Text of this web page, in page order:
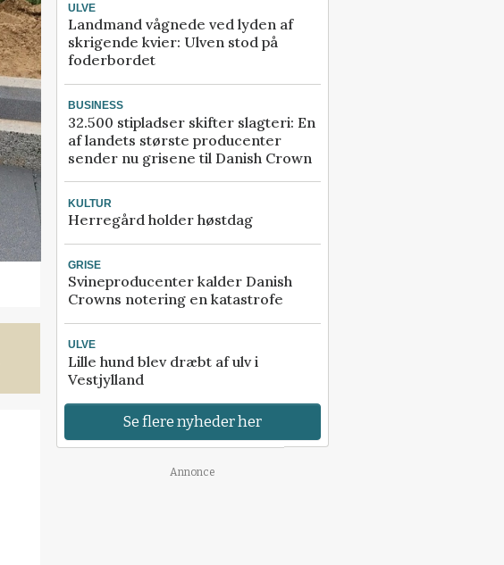
ULVE
Landmand vågnede ved lyden af
skrigende kvier: Ulven stod på
foderbordet
BUSINESS
32.500 stipladser skifter slagteri: En
af landets største producenter
sender nu grisene til Danish Crown
KULTUR
Herregård holder høstdag
GRISE
Svineproducenter kalder Danish
Crowns notering en katastrofe
ULVE
Lille hund blev dræbt af ulv i
Vestjylland
Se flere nyheder her
Annonce